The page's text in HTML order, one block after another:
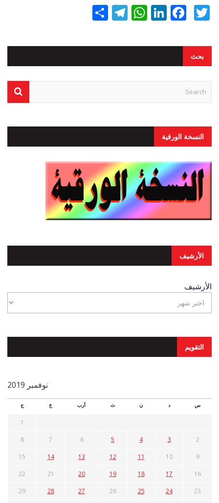
Twitter
Facebook
LinkedIn
WhatsApp
Telegram
بحث
النسخة الورقية
الأرشيف
الأرشيف
التقويم
نوفمبر 2019
س د ن ث أرب خ ج
1
2
3
4
5
6
7
8
9
10
11
12
13
14
15
16
17
18
19
20
21
22
23
24
25
26
27
28
29